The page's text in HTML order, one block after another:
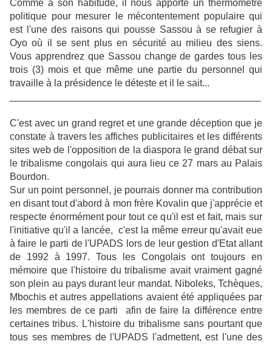
Comme à son habitude, il nous apporte un thermomètre
politique pour mesurer le mécontentement populaire qui
est l'une des raisons qui pousse Sassou à se refugier à
Oyo où il se sent plus en sécurité au milieu des siens.
Vous apprendrez que Sassou change de gardes tous les
trois (3) mois et que même une partie du personnel qui
travaille à la présidence le déteste et il le sait...
C'est avec un grand regret et une grande déception que je
constate à travers les affiches publicitaires et les différents
sites web de l'opposition de la diaspora le grand débat sur
le tribalisme congolais qui aura lieu ce 27 mars au Palais
Bourdon.
Sur un point personnel, je pourrais donner ma contribution
en disant tout d'abord à mon frère Kovalin que j'apprécie et
respecte énormément pour tout ce qu'il est et fait, mais sur
l'initiative qu'il a lancée, c'est la même erreur qu'avait eue
à faire le parti de l'UPADS lors de leur gestion d'Etat allant
de 1992 à 1997. Tous les Congolais ont toujours en
mémoire que l'histoire du tribalisme avait vraiment gagné
son plein au pays durant leur mandat. Niboleks, Tchèques,
Mbochis et autres appellations avaient été appliquées par
les membres de ce parti afin de faire la différence entre
certaines tribus. L'histoire du tribalisme sans pourtant que
tous ses membres de l'UPADS l'admettent, est l'une des